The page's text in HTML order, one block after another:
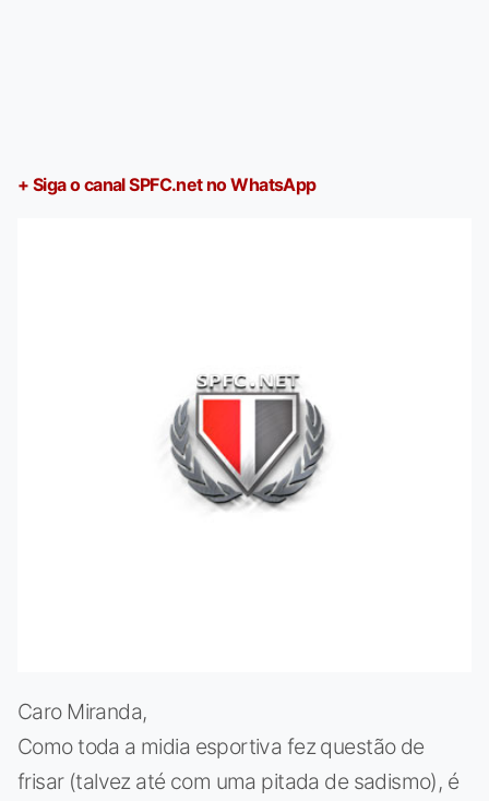
+ Siga o canal SPFC.net no WhatsApp
Caro Miranda,
Como toda a midia esportiva fez questão de
frisar (talvez até com uma pitada de sadismo), é